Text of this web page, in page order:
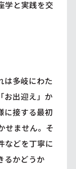
学と実践を交
は多岐にわた
お出迎え」か
に接する最初
せません。そ
などを丁寧に
るかどうか